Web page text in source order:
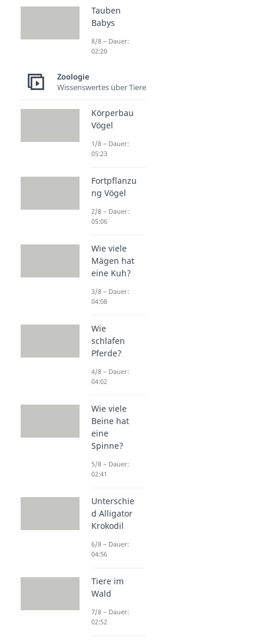
Tauben
Babys
8/8 – Dauer:
02:20
Zoologie
Wissenswertes über Tiere
Körperbau
Vögel
1/8 – Dauer:
05:23
Fortpflanzu
ng Vögel
2/8 – Dauer:
05:06
Wie viele
Mägen hat
eine Kuh?
3/8 – Dauer:
04:08
Wie
schlafen
Pferde?
4/8 – Dauer:
04:02
Wie viele
Beine hat
eine
Spinne?
5/8 – Dauer:
02:41
Unterschie
d Alligator
Krokodil
6/8 – Dauer:
04:56
Tiere im
Wald
7/8 – Dauer:
02:52